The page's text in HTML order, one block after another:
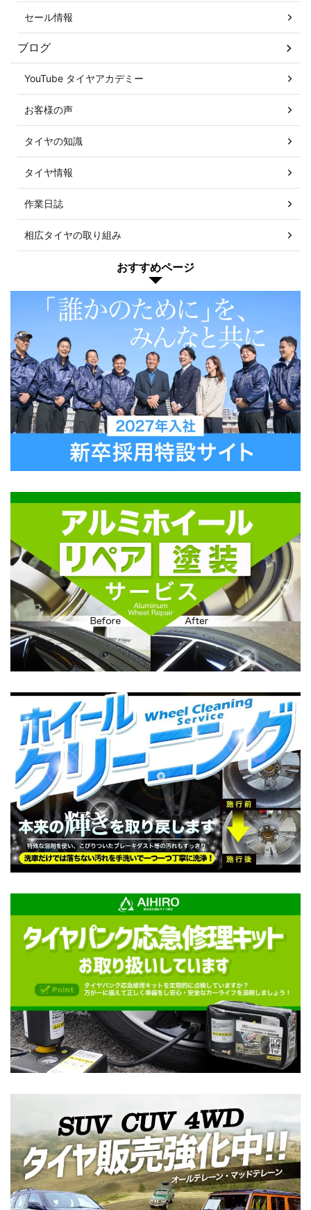
セール情報
ブログ
YouTube タイヤアカデミー
お客様の声
タイヤの知識
タイヤ情報
作業日誌
相広タイヤの取り組み
おすすめページ